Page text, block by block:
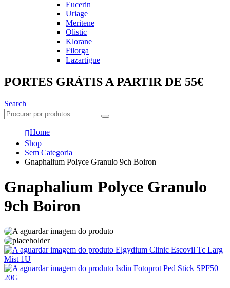
Eucerin
Uriage
Meritene
Olistic
Klorane
Filorga
Lazartigue
PORTES GRÁTIS A PARTIR DE 55€
Search
Home
Shop
Sem Categoria
Gnaphalium Polyce Granulo 9ch Boiron
Gnaphalium Polyce Granulo
9ch Boiron
Elgydium Clinic Escovil Tc Larg
Mist 1U
Isdin Fotoprot Ped Stick SPF50
20G